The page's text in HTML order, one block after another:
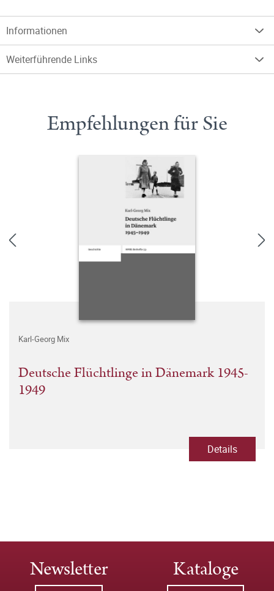
Informationen
Weiterführende Links
Empfehlungen für Sie
Karl-Georg Mix
Deutsche Flüchtlinge in Dänemark 1945-
1949
Details
Newsletter Kataloge